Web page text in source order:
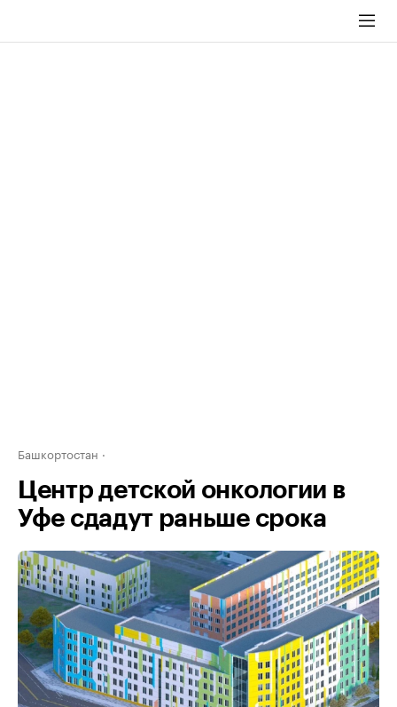
Башкортостан
Центр детской онкологии в
Уфе сдадут раньше срока